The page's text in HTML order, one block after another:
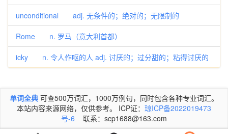
unconditional adj. 无条件的；绝对的；无限制的
Rome n. 罗马（意大利首都）
icky n. 令人作呕的人 adj. 讨厌的；过分甜的；粘得讨厌的
单词全典 可查500万词汇，1000万例句，同时包含各种专业词汇。
本站内容来源网络，仅供参考。 ICP证： 琼ICP备2022019473
号-6 联系：scp1688@163.com